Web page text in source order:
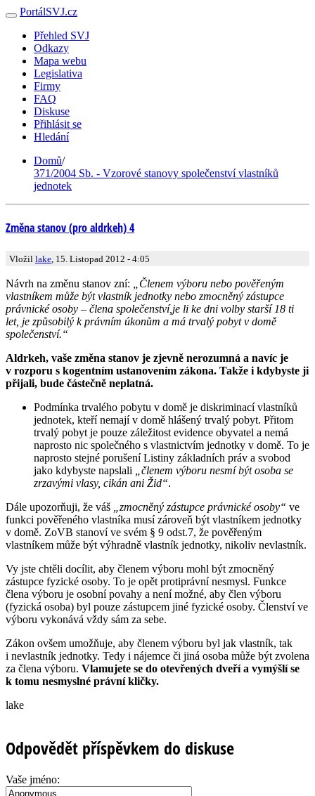
PortálSVJ.cz
Přehled SVJ
Odkazy
Mapa webu
Legislativa
Firmy
FAQ
Diskuse
Přihlásit se
Hledání
Domů/
371/2004 Sb. - Vzorové stanovy společenství vlastníků
jednotek
Změna stanov (pro aldrkeh) 4
Vložil lake , 15. Listopad 2012 - 4:05
Návrh na změnu stanov zní:
„Členem výboru nebo pověřeným
vlastníkem může být vlastník jednotky nebo zmocněný zástupce
právnické osoby – člena společenství,je li ke dni volby starší 18 ti
let, je způsobilý k právním úkonům a má trvalý pobyt v domě
společenství.“
Aldrkeh, vaše změna stanov je zjevně nerozumná a navíc je
v rozporu s kogentním ustanovením zákona. Takže i kdybyste ji
přijali, bude částečně neplatná.
Podmínka trvalého pobytu v domě je diskriminací vlastníků
jednotek, kteří nemají v domě hlášený trvalý pobyt. Přitom
trvalý pobyt je pouze záležitost evidence obyvatel a nemá
naprosto nic společného s vlastnictvím jednotky v domě. To je
naprosto stejné porušení Listiny základních práv a svobod
jako kdybyste napslali
„členem výboru nesmí být osoba se
zrzavými vlasy, cikán ani Žid“.
Dále upozorňuji, že váš
„zmocněný zástupce právnické osoby“ ve
funkci pověřeného vlastníka musí zároveň být vlastníkem jednotky
v domě. ZoVB stanoví ve svém § 9 odst.7, že pověřeným
vlastníkem může být výhradně vlastník jednotky, nikoliv nevlastník.
Vy jste chtěli docílit, aby členem výboru mohl být zmocněný
zástupce fyzické osoby. To je opět protiprávní nesmysl. Funkce
člena výboru je osobní povahy a není možné, aby člen výboru
(fyzická osoba) byl pouze zástupcem jiné fyzické osoby. Členství ve
výboru vykonává vždy sám za sebe.
Zákon ovšem umožňuje, aby členem výboru byl jak vlastník, tak
i nevlastník jednotky. Tedy i nájemce či jiná osoba může být zvolena
za člena výboru. Vlamujete se do otevřených dveří a vymýšlí se
k tomu nesmyslné právní kličky.
lake
Odpovědět příspěvkem do diskuse
Vaše jméno: